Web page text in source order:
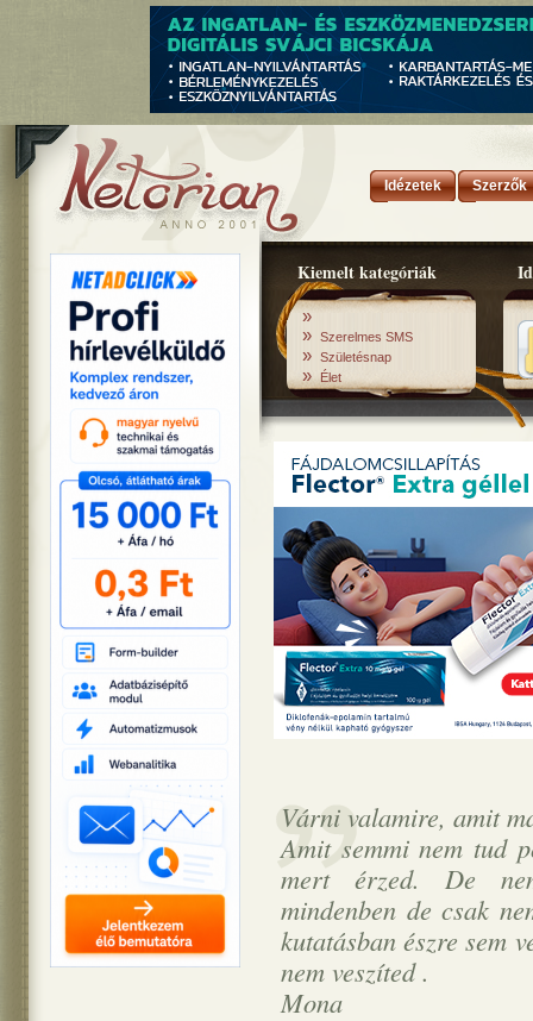
Idézetek Szerzők
Kiemelt kategóriák
»
» Szerelmes SMS
» Születésnap
» Élet
Várni valamire, amit
Amit semmi nem tud
mert érzed. De
mindenben de csak
kutatásban észre sem
nem veszíted .
Mona